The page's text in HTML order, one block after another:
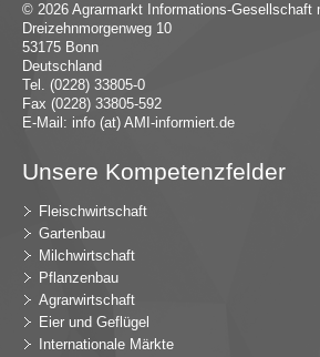
© 2026 Agrarmarkt Informations-Gesellschaft
Dreizehnmorgenweg 10
53175 Bonn
Deutschland
Tel. (0228) 33805-0
Fax (0228) 33805-592
E-Mail: info (at) AMI-informiert.de
Unsere Kompetenzfelder
Fleischwirtschaft
Gartenbau
Milchwirtschaft
Pflanzenbau
Agrarwirtschaft
Eier und Geflügel
Internationale Märkte